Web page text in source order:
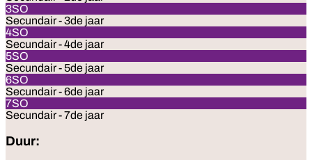
3SO
Secundair - 3de jaar
4SO
Secundair - 4de jaar
5SO
Secundair - 5de jaar
6SO
Secundair - 6de jaar
7SO
Secundair - 7de jaar
Duur: